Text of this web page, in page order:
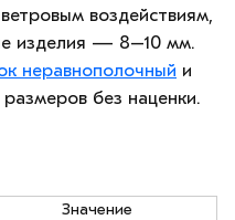
воздействиям,
изделия — 8–10 мм.
неравнополочный и
без наценки.
Значение